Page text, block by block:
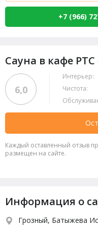
+7 (966)
Сауна в кафе
6,0
Интерьер:
Чистота:
Каждый оставленный отзыв
размещен на сайте.
Информация о
Грозный, Батыжева